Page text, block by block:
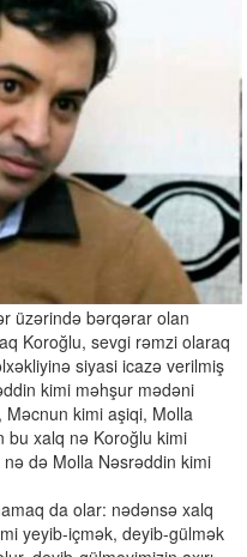
üzərində bərqərar olan
Koroğlu, sevgi rəmzi olaraq
siyasi icazə verilmiş
kimi məhşur mədəni
kimi aşiqi, Molla
bu xalq nə Koroğlu kimi
də Molla Nəsrəddin kimi
da olar: nədənsə xalq
yeyib-içmək, deyib-gülmək